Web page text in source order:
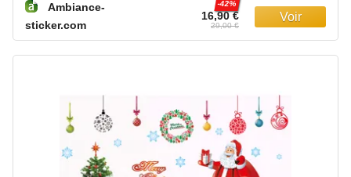
Ambiance-
sticker.com
16,90 €
-42%
29,00 €